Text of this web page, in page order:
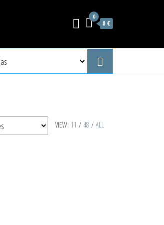
0
0 €
VIEW: 11 / 48 / ALL